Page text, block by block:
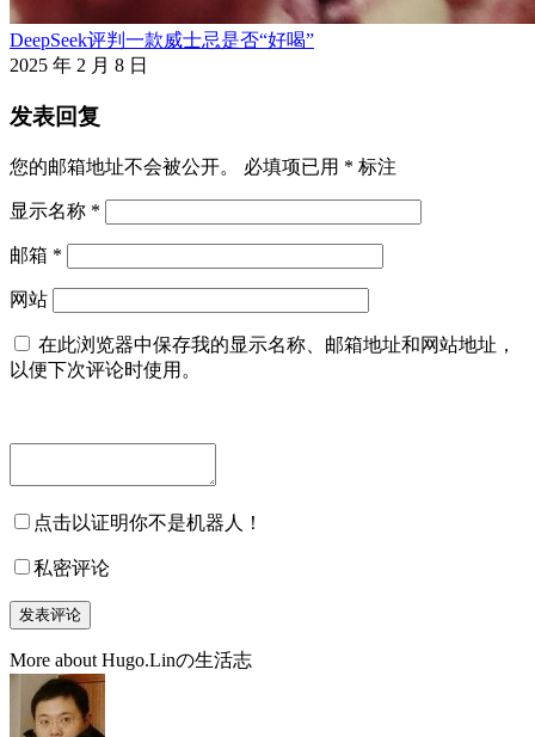
DeepSeek评判一款威士忌是否“好喝”
2025 年 2 月 8 日
发表回复
您的邮箱地址不会被公开。 必填项已用 * 标注
显示名称 *
邮箱 *
网站
在此浏览器中保存我的显示名称、邮箱地址和网站地址，
以便下次评论时使用。
点击以证明你不是机器人！
私密评论
More about Hugo.Linの生活志